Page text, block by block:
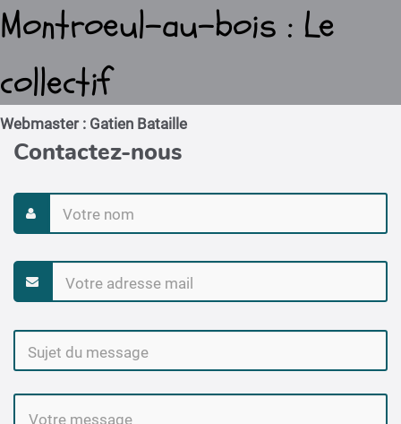
Montroeul-au-bois : Le
collectif
Webmaster : Gatien Bataille
Contactez-nous